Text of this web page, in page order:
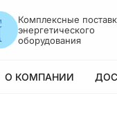
Комплексные
энергетического
О КОМПАНИИ